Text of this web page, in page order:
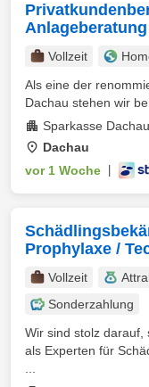
Anlageberatung
Vollzeit
Als eine der
Dachau stehen wir
Sparkasse Dachau
Dachau
vor 1 Woche
Prophylaxe /
Vollzeit
Sonderzahlung
Wir sind stolz
als Experten für